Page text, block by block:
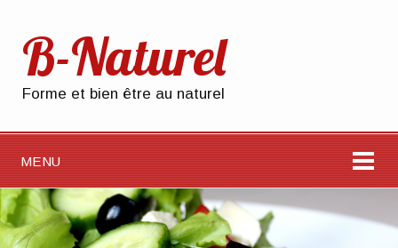
B-Naturel
Forme et bien être au naturel
MENU